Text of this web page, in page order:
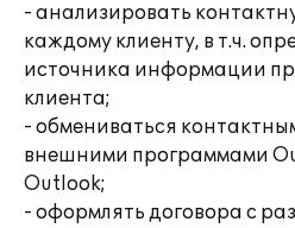
- анализировать
каждому клиенту, в т.ч.
источника информации
клиента;
- обмениваться
внешними программами
Outlook;
- оформлять договора с